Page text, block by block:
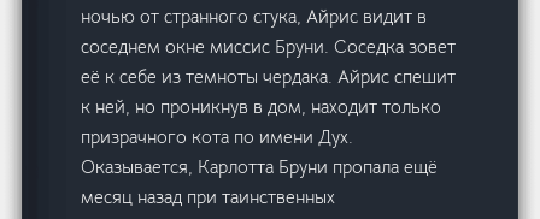
ночью от странного стука, Айрис видит в
соседнем окне миссис Бруни. Соседка зовет
её к себе из темноты чердака. Айрис спешит
к ней, но проникнув в дом, находит только
призрачного кота по имени Дух.
Оказывается, Карлотта Бруни пропала ещё
месяц назад при таинственных